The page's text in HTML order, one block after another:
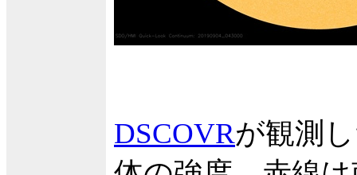
DSCOVRが観測